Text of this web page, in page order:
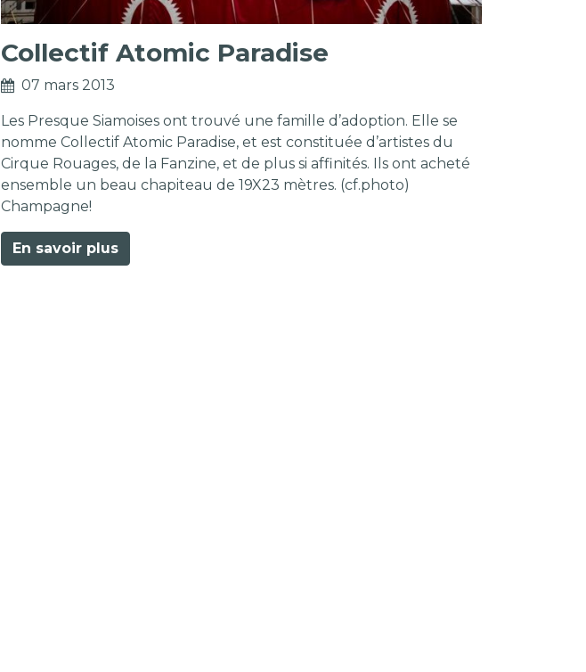
Collectif Atomic Paradise
07 mars 2013
Les Presque Siamoises ont trouvé une famille d’adoption. Elle se
nomme Collectif Atomic Paradise, et est constituée d’artistes du
Cirque Rouages, de la Fanzine, et de plus si affinités. Ils ont acheté
ensemble un beau chapiteau de 19X23 mètres. (cf.photo)
Champagne!
En savoir plus